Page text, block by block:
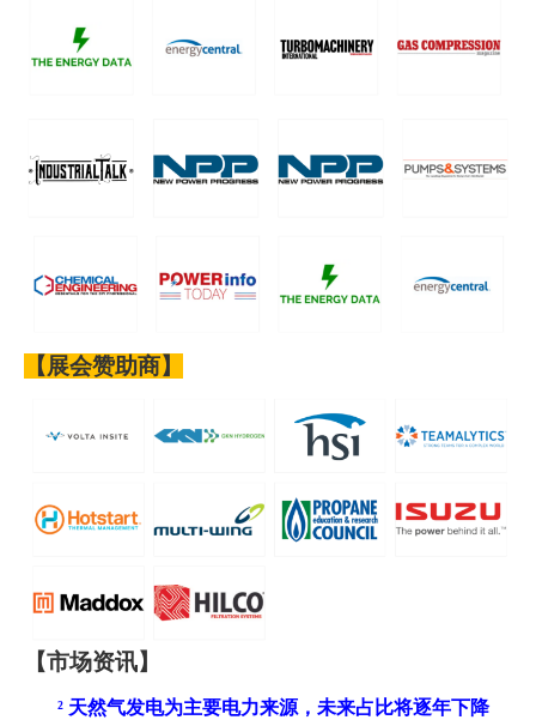
【展会赞助商】
【市场资讯】
² 天然气发电为主要电力来源，未来占比将逐年下降